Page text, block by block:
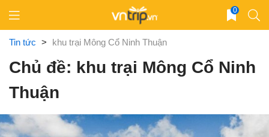
content
0
Tin tức > khu trại Mông Cổ Ninh Thuận
Chủ đề: khu trại Mông Cổ Ninh
Thuận